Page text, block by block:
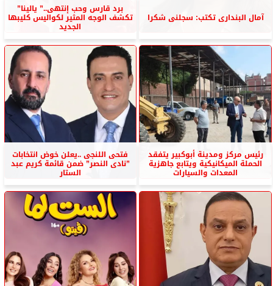
آمال البندارى تكتب: سجلنى شكرا
برد قارس وحب إنتهى..” يالينا”
تكشف الوجه المثير لكواليس كليبها
الجديد
رئيس مركز ومدينة أبوكبير يتفقد
الحملة الميكانيكية ويتابع جاهزية
المعدات والسيارات
فتحى اللنجى ..يعلن خوض انتخابات
”نادى النصر” ضمن قائمة كريم عبد
الستار